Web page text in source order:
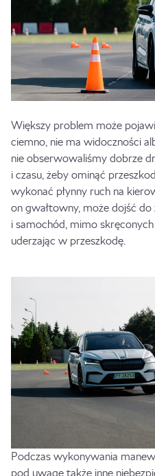
Większy problem może
ciemno, nie ma widoczności
nie obserwowaliśmy dobrze
i czasu, żeby ominąć
wykonać płynny ruch na
on gwałtowny, może dojść
i samochód, mimo
uderzając w przeszkodę.
Podczas wykonywania
pod uwagę także inne